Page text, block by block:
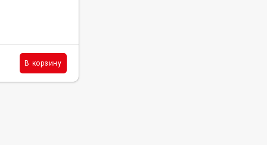
В корзину